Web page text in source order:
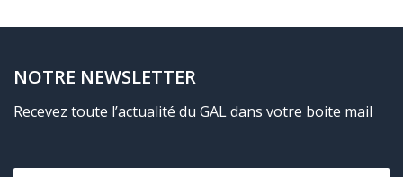
NOTRE NEWSLETTER
Recevez toute l’actualité du GAL dans votre boite mail